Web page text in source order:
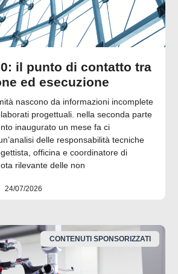
il punto di contatto tra
ed esecuzione
nascono da informazioni incomplete
progettuali. nella seconda parte
inaugurato un mese fa ci
delle responsabilità tecniche
officina e coordinatore di
rilevante delle non
24/07/2026
CONTENUTI SPONSORIZZATI